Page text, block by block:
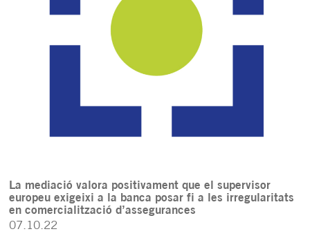
La mediació valora positivament que el supervisor
europeu exigeixi a la banca posar fi a les irregularitats
en comercialització d’assegurances
07.10.22